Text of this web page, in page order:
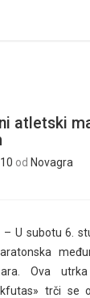
atletski
od Novagra
– U subotu 6.
Ova
trči se